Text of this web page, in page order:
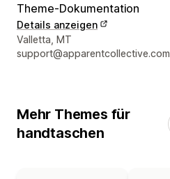
Theme-Dokumentation
Details anzeigen
Designer-Kontaktdaten
Valletta, MT
support@apparentcollective.com
Mehr Themes für
handtaschen